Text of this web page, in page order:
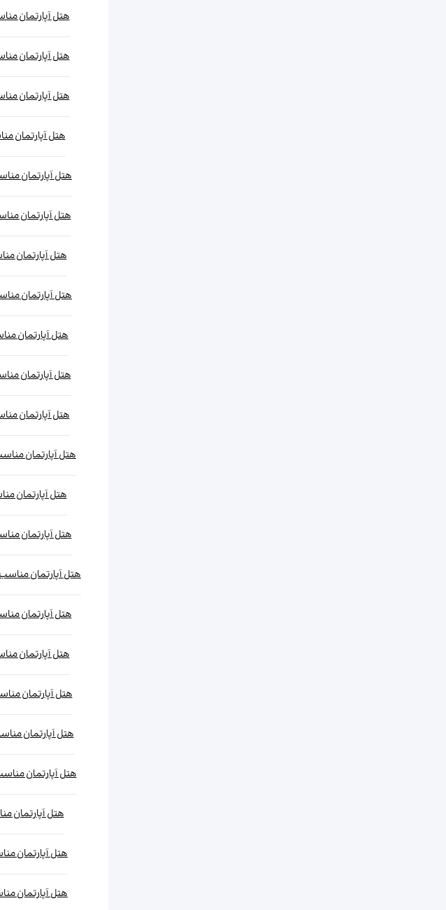
هتل آپارتمان
هتل آپارتمان
هتل آپارتمان
هتل آپارتمان
هتل آپارتمان
هتل آپارتمان
هتل آپارتمان
هتل آپارتمان
هتل آپارتمان
هتل آپارتمان
هتل آپارتمان
هتل آپارتمان
هتل آپارتمان
هتل آپارتمان
هتل آپارتمان
هتل آپارتمان
هتل آپارتمان
هتل آپارتمان
هتل آپارتمان
هتل آپارتمان
هتل آپارتمان
هتل آپارتمان
هتل آپارتمان